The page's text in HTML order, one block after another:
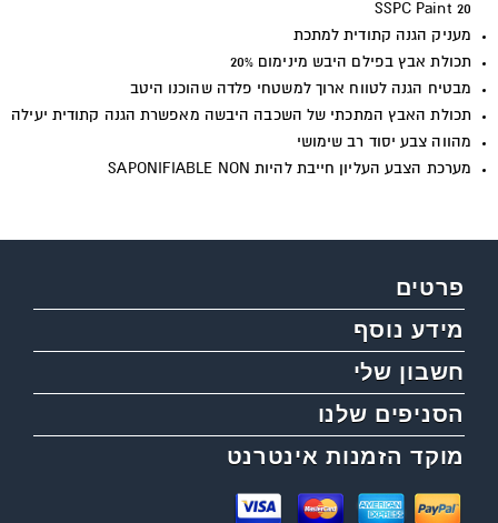
SSPC Paint 20
מעניק הגנה קתודית למתכת
תכולת אבץ בפילם היבש מינימום 20%
מבטיח הגנה לטווח ארוך למשטחי פלדה שהוכנו היטב
תכולת האבץ המתכתי של השכבה היבשה מאפשרת הגנה קתודית יעילה
מהווה צבע יסוד רב שימושי
מערכת הצבע העליון חייבת להיות SAPONIFIABLE NON
פרטים
מידע נוסף
חשבון שלי
הסניפים שלנו
מוקד הזמנות אינטרנט